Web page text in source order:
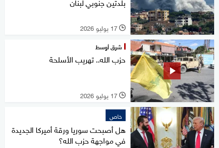
l 17 يوليو 2026
شرق أوسط
حزب الله.. تهريب الأسلحة
l 17 يوليو 2026
خاص
هل أصبحت سوريا ورقة أميركا الجديدة
في مواجهة حزب الله؟